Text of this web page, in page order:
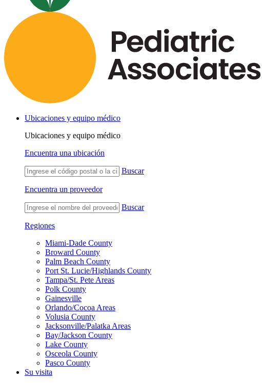
Ubicaciones y equipo médico
Ubicaciones y equipo médico
Encuentra una ubicación
Buscar
Encuentra un proveedor
Buscar
Regiones
Miami-Dade County
Broward County
Palm Beach County
Port St. Lucie/Highlands County
Tampa/St. Pete Areas
Polk County
Gainesville
Orlando/Cocoa Areas
Volusia County
Jacksonville/Palatka Areas
Bay/Jackson County
Lake County
Osceola County
Pasco County
Su visita